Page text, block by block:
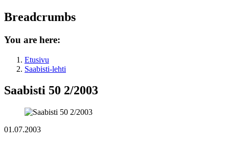
Breadcrumbs
You are here:
Etusivu
Saabisti-lehti
Saabisti 50 2/2003
01.07.2003